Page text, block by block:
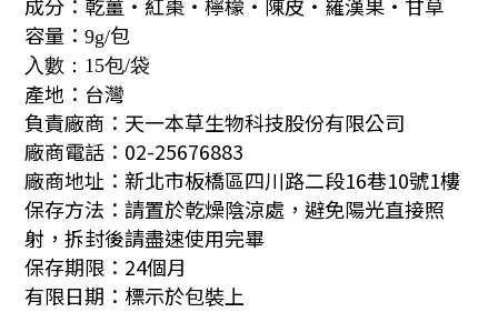
容量： 9g/包
入數： 15包/袋
產地：台灣
負責廠商：天一本草生物科技股份有限公司
廠商電話：02-25676883
廠商地址： 新北市板橋區四川路二段16巷10號1樓
保存方法：請置於乾燥陰涼處，避免陽光直接照
射，拆封後請盡速使用完畢
保存期限：24個月
有限日期：標示於包裝上